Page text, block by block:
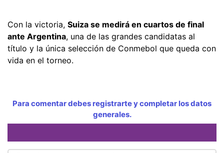
Con la victoria, Suiza se medirá en cuartos de final
ante Argentina, una de las grandes candidatas al
título y la única selección de Conmebol que queda con
vida en el torneo.
Para comentar debes registrarte y completar los datos
generales.